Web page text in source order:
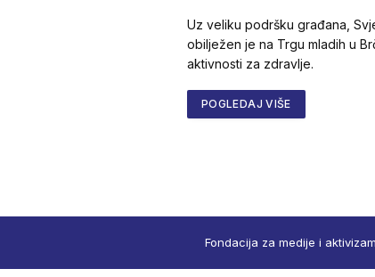
Uz veliku podršku građana,
obilježen je na Trgu mladih u
aktivnosti za zdravlje.
POGLEDAJ VIŠE
Fondacija za medije i